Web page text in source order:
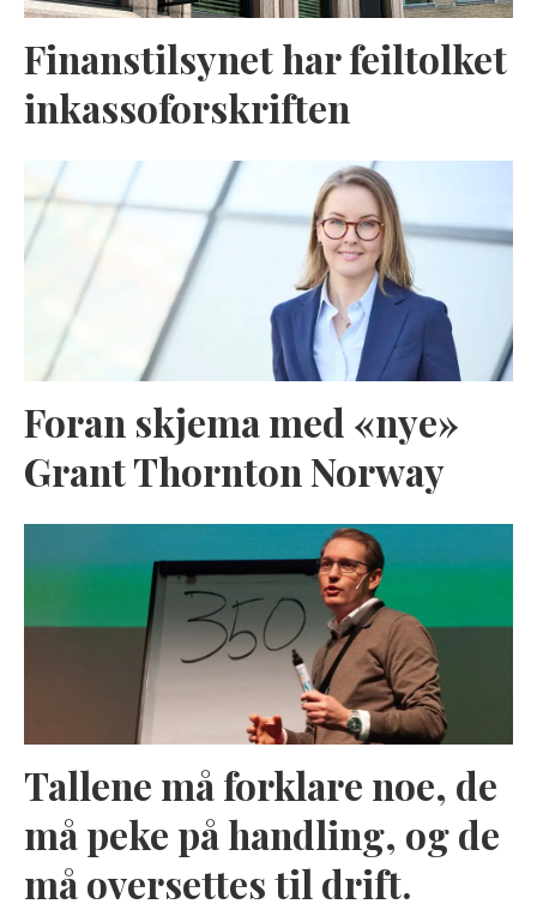
Finanstilsynet har feiltolket
inkassoforskriften
Foran skjema med «nye»
Grant Thornton Norway
Tallene må forklare noe, de
må peke på handling, og de
må oversettes til drift.